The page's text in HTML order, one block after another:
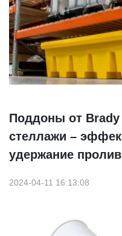
Поддоны от Brady
стеллажи –
удержание
2024-04-11 16:13:08